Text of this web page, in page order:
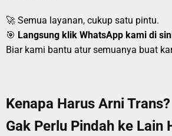
🚀 Semua layanan, cukup satu pintu.
🎯 Langsung klik WhatsApp kami di
Biar kami bantu atur semuanya buat
Kenapa Harus Arni
Gak Perlu Pindah ke Lain